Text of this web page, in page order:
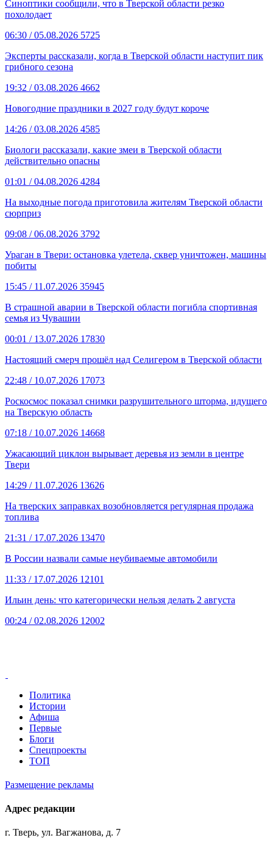
Синоптики сообщили, что в Тверской области резко
похолодает
06:30 / 05.08.2026 5725
Эксперты рассказали, когда в Тверской области наступит пик
грибного сезона
19:32 / 03.08.2026 4662
Новогодние праздники в 2027 году будут короче
14:26 / 03.08.2026 4585
Биологи рассказали, какие змеи в Тверской области
действительно опасны
01:01 / 04.08.2026 4284
На выходные погода приготовила жителям Тверской области
сюрприз
09:08 / 06.08.2026 3792
Ураган в Твери: остановка улетела, сквер уничтожен, машины
побиты
15:45 / 11.07.2026 35945
В страшной аварии в Тверской области погибла спортивная
семья из Чувашии
00:01 / 13.07.2026 17830
Настоящий смерч прошёл над Селигером в Тверской области
22:48 / 10.07.2026 17073
Роскосмос показал снимки разрушительного шторма, идущего
на Тверскую область
07:18 / 10.07.2026 14668
Ужасающий циклон вырывает деревья из земли в центре
Твери
14:29 / 11.07.2026 13626
На тверских заправках возобновляется регулярная продажа
топлива
21:31 / 17.07.2026 13470
В России назвали самые неубиваемые автомобили
11:33 / 17.07.2026 12101
Ильин день: что категорически нельзя делать 2 августа
00:24 / 02.08.2026 12002
Политика
Истории
Афиша
Первые
Блоги
Спецпроекты
ТОП
Размещение рекламы
Адрес редакции
г. Тверь, ул. Вагжанова, д. 7